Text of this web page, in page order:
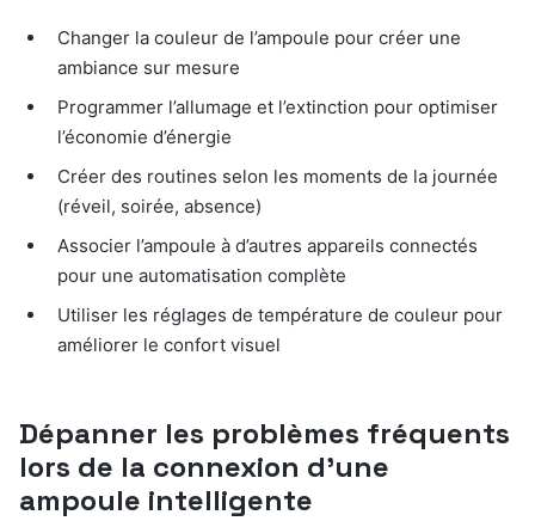
Changer la couleur de l’ampoule pour créer une
ambiance sur mesure
Programmer l’allumage et l’extinction pour optimiser
l’économie d’énergie
Créer des routines selon les moments de la journée
(réveil, soirée, absence)
Associer l’ampoule à d’autres appareils connectés
pour une automatisation complète
Utiliser les réglages de température de couleur pour
améliorer le confort visuel
Dépanner les problèmes fréquents
lors de la connexion d’une
ampoule intelligente